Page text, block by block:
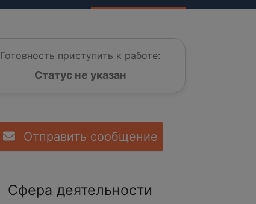
Готовность приступить к работе:
Статус не указан
Отправить сообщение
Сфера деятельности